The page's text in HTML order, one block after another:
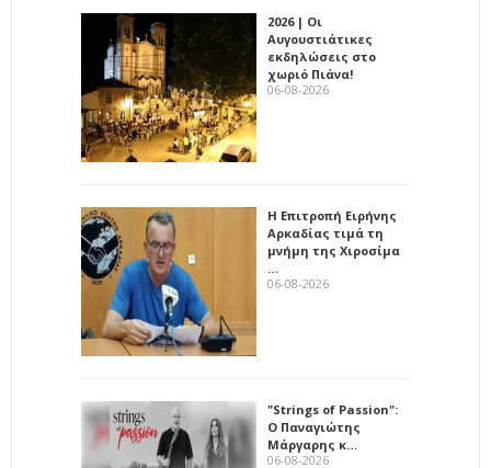
2026 | Οι
Αυγουστιάτικες
εκδηλώσεις στο
χωριό Πιάνα!
06-08-2026
Η Επιτροπή Ειρήνης
Αρκαδίας τιμά τη
μνήμη της Χιροσίμα
…
06-08-2026
"Strings of Passion":
Ο Παναγιώτης
Μάργαρης κ…
06-08-2026